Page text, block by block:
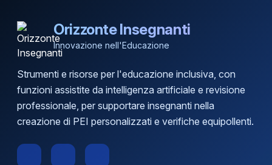
Orizzonte Insegnanti
Innovazione nell'Educazione
Strumenti e risorse per l'educazione inclusiva, con
funzioni assistite da intelligenza artificiale e revisione
professionale, per supportare insegnanti nella
creazione di PEI personalizzati e verifiche equipollenti.